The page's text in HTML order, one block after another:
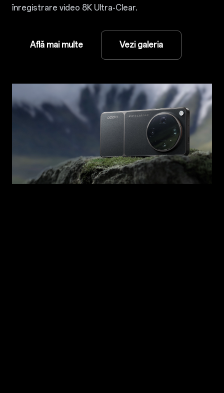
înregistrare video 8K Ultra-Clear.
Află mai multe Vezi galeria